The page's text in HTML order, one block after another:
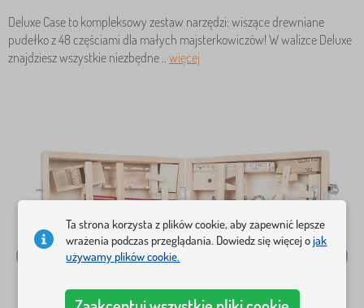
Deluxe Case to kompleksowy zestaw narzędzi: wiszące drewniane
pudełko z 48 częściami dla małych majsterkowiczów! W walizce Deluxe
znajdziesz wszystkie niezbędne .. więcej
Ta strona korzysta z plików cookie, aby zapewnić lepsze
wrażenia podczas przeglądania. Dowiedz się więcej ojak
używamy plików cookie.